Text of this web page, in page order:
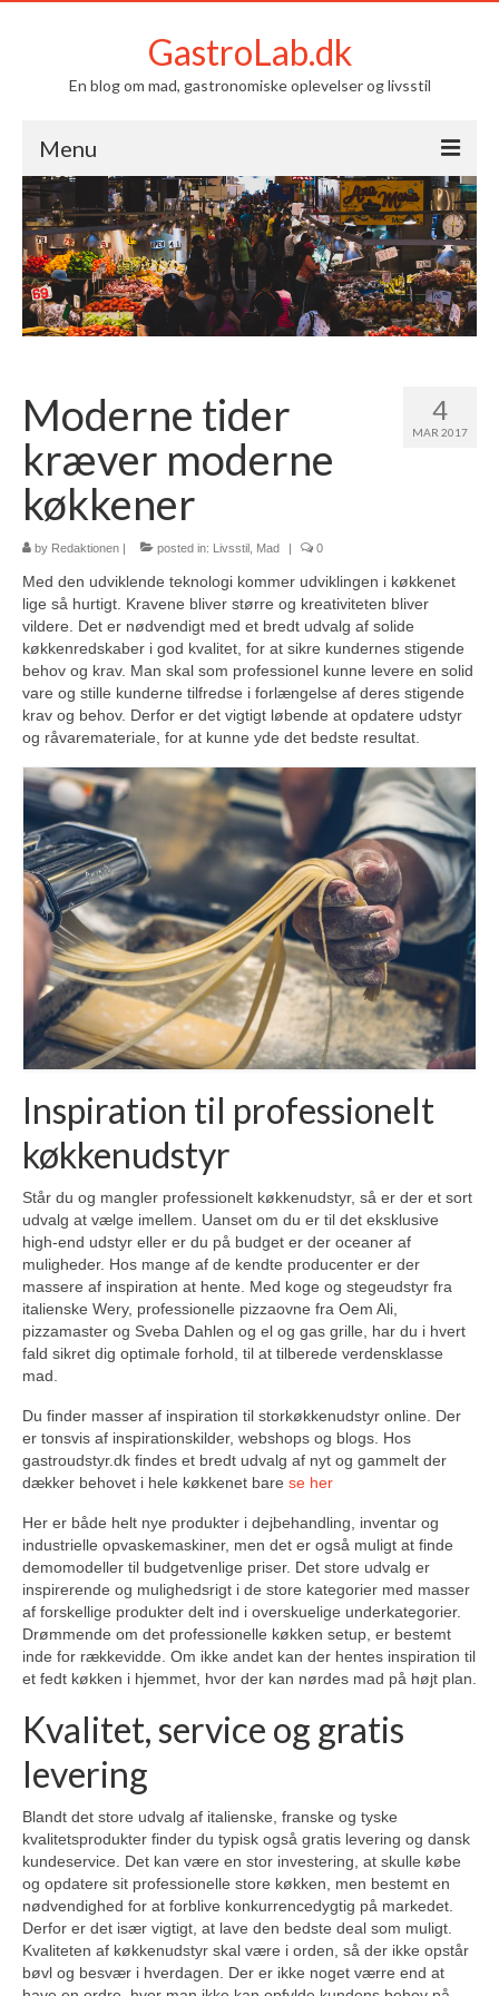
GastroLab.dk
En blog om mad, gastronomiske oplevelser og livsstil
Menu
Om GastroLab.dk
Mad
Livsstil
4
MAR 2017
Moderne tider
kræver moderne
køkkener
by Redaktionen | posted in: Livsstil Mad | 0
Med den udviklende teknologi kommer udviklingen i køkkenet
lige så hurtigt. Kravene bliver større og kreativiteten bliver
vildere. Det er nødvendigt med et bredt udvalg af solide
køkkenredskaber i god kvalitet, for at sikre kundernes stigende
behov og krav. Man skal som professionel kunne levere en solid
vare og stille kunderne tilfredse i forlængelse af deres stigende
krav og behov. Derfor er det vigtigt løbende at opdatere udstyr
og råvaremateriale, for at kunne yde det bedste resultat.
Inspiration til professionelt
køkkenudstyr
Står du og mangler professionelt køkkenudstyr, så er der et sort
udvalg at vælge imellem. Uanset om du er til det eksklusive
high-end udstyr eller er du på budget er der oceaner af
muligheder. Hos mange af de kendte producenter er der
massere af inspiration at hente. Med koge og stegeudstyr fra
italienske Wery, professionelle pizzaovne fra Oem Ali,
pizzamaster og Sveba Dahlen og el og gas grille, har du i hvert
fald sikret dig optimale forhold, til at tilberede verdensklasse
mad.
Du finder masser af inspiration til storkøkkenudstyr online. Der
er tonsvis af inspirationskilder, webshops og blogs. Hos
gastroudstyr.dk findes et bredt udvalg af nyt og gammelt der
dækker behovet i hele køkkenet bare se her
Her er både helt nye produkter i dejbehandling, inventar og
industrielle opvaskemaskiner, men det er også muligt at finde
demomodeller til budgetvenlige priser. Det store udvalg er
inspirerende og mulighedsrigt i de store kategorier med masser
af forskellige produkter delt ind i overskuelige underkategorier.
Drømmende om det professionelle køkken setup, er bestemt
inde for rækkevidde. Om ikke andet kan der hentes inspiration til
et fedt køkken i hjemmet, hvor der kan nørdes mad på højt plan.
Kvalitet, service og gratis
levering
Blandt det store udvalg af italienske, franske og tyske
kvalitetsprodukter finder du typisk også gratis levering og dansk
kundeservice. Det kan være en stor investering, at skulle købe
og opdatere sit professionelle store køkken, men bestemt en
nødvendighed for at forblive konkurrencedygtig på markedet.
Derfor er det især vigtigt, at lave den bedste deal som muligt.
Kvaliteten af køkkenudstyr skal være i orden, så der ikke opstår
bøvl og besvær i hverdagen. Der er ikke noget værre end at